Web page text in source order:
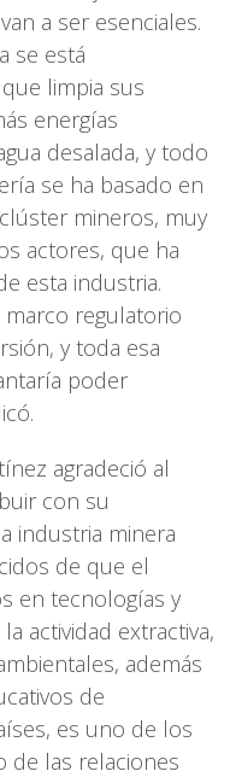
a ser esenciales.
se está
limpia sus
energías
desalada, y todo
se ha basado en
mineros, muy
actores, que ha
esta industria.
regulatorio
y toda esa
poder
agradeció al
con su
industria minera
de que el
en tecnologías y
actividad extractiva,
además
de
es uno de los
de las relaciones